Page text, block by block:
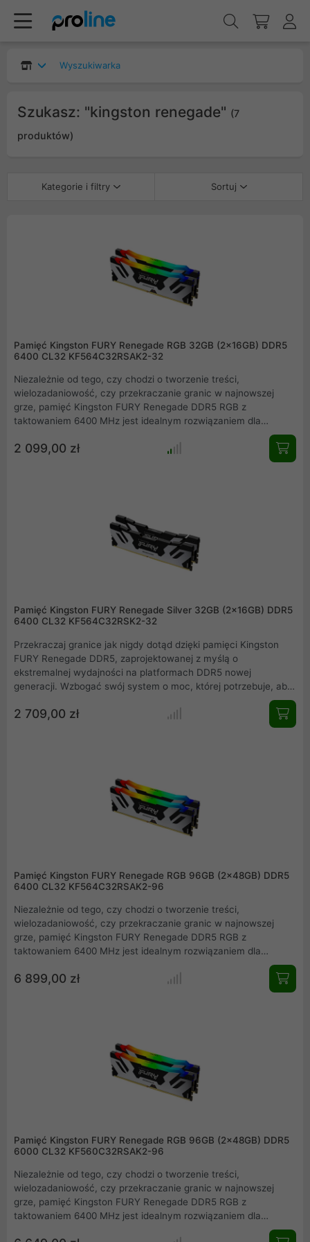
Wyszukiwarka
Szukasz: "kingston renegade" (7
produktów)
Kategorie i filtry Sortuj
Pamięć Kingston FURY Renegade RGB 32GB (2x16GB) DDR5
6400 CL32 KF564C32RSAK2-32
Niezależnie od tego, czy chodzi o tworzenie treści,
wielozadaniowość, czy przekraczanie granic w najnowszej
grze, pamięć Kingston FURY Renegade DDR5 RGB z
taktowaniem 6400 MHz jest idealnym rozwiązaniem dla
overclockerów. Niezawodna pamięć Kingston FURY Renegade
DDR5 RGB przechodzi kompleksowe fabryczne testy szybkości
maksymalną niezawodność.
2 099,00 zł
Pamięć Kingston FURY Renegade Silver 32GB (2x16GB) DDR5
6400 CL32 KF564C32RSK2-32
Przekraczaj granice jak nigdy dotąd dzięki pamięci Kingston
FURY Renegade DDR5, zaprojektowanej z myślą o
ekstremalnej wydajności na platformach DDR5 nowej
generacji. Wzbogać swój system o moc, której potrzebuje, aby
szybkości do 6400 MT/s. Pamięć Kingston FURY Renegade
DDR5 jest wyposażona w elegancki, nowo zaprojektowany
2 709,00 zł
Pamięć Kingston FURY Renegade RGB 96GB (2x48GB) DDR5
6400 CL32 KF564C32RSAK2-96
Niezależnie od tego, czy chodzi o tworzenie treści,
wielozadaniowość, czy przekraczanie granic w najnowszej
grze, pamięć Kingston FURY Renegade DDR5 RGB z
taktowaniem 6400 MHz jest idealnym rozwiązaniem dla
overclockerów. Niezawodna pamięć Kingston FURY Renegade
DDR5 RGB przechodzi kompleksowe fabryczne testy szybkości
maksymalną niezawodność.
6 899,00 zł
Pamięć Kingston FURY Renegade RGB 96GB (2x48GB) DDR5
6000 CL32 KF560C32RSAK2-96
Niezależnie od tego, czy chodzi o tworzenie treści,
wielozadaniowość, czy przekraczanie granic w najnowszej
grze, pamięć Kingston FURY Renegade DDR5 RGB z
taktowaniem 6400 MHz jest idealnym rozwiązaniem dla